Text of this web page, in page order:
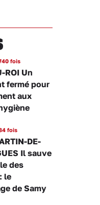
fois
ROI Un
fermé pour
aux
fois
DE-
Il sauve
des
le
de Samy